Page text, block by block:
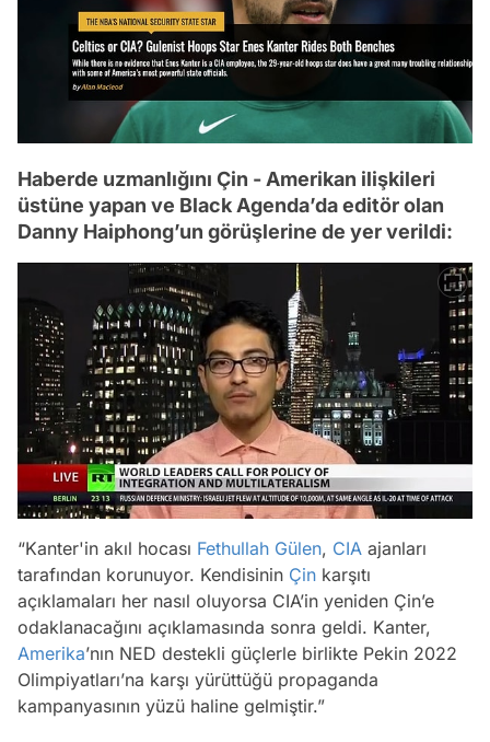
Haberde uzmanlığını Çin - Amerikan ilişkileri
üstüne yapan ve Black Agenda’da editör olan
Danny Haiphong’un görüşlerine de yer verildi:
“Kanter'in akıl hocası Fethullah Gülen, CIA ajanları
tarafından korunuyor. Kendisinin Çin karşıtı
açıklamaları her nasıl oluyorsa CIA’in yeniden Çin’e
odaklanacağını açıklamasında sonra geldi. Kanter,
Amerika’nın NED destekli güçlerle birlikte Pekin 2022
Olimpiyatları’na karşı yürüttüğü propaganda
kampanyasının yüzü haline gelmiştir.”